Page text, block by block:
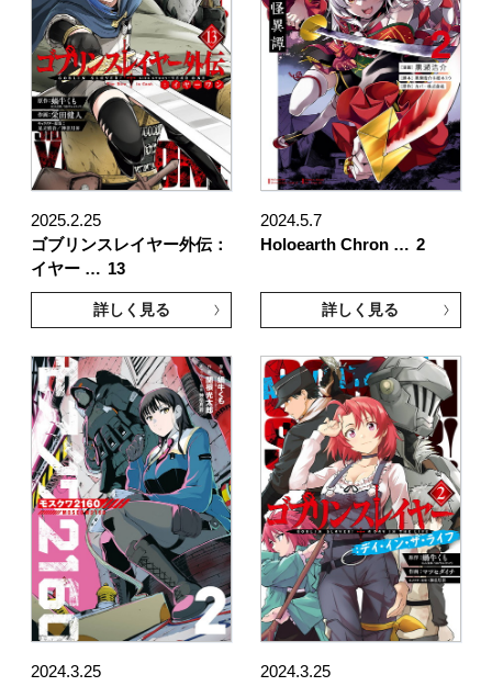
2025.2.25
ゴブリンスレイヤー外伝：
イヤー … 13
詳しく見る
2024.5.7
Holoearth Chron … 2
詳しく見る
2024.3.25
2024.3.25